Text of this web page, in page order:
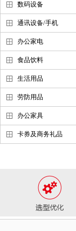
数码设备
通讯设备/手机
办公家电
食品饮料
生活用品
劳防用品
办公家具
卡券及商务礼品